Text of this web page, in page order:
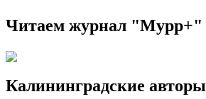
Читаем журнал "Мурр+"
Калининградские авторы